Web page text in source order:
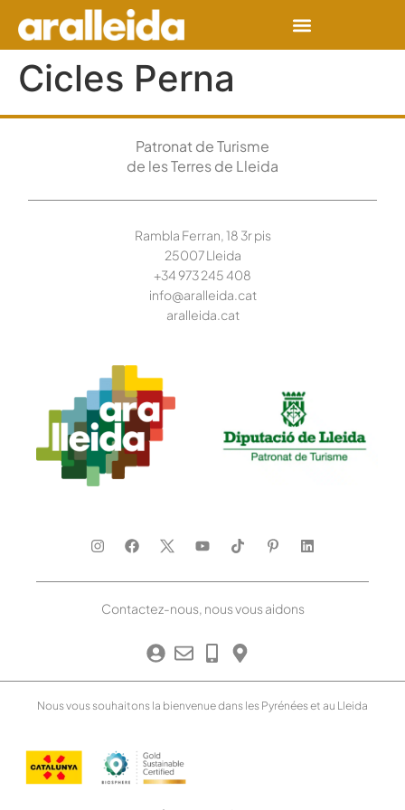
Cicles Perna
Patronat de Turisme
de les Terres de Lleida
Rambla Ferran, 18 3r pis
25007 Lleida
+34 973 245408
info@aralleida.cat
aralleida.cat
Contactez-nous, nous vous aidons
Nous vous souhaitons la bienvenue dans les Pyrénées et au Lleida